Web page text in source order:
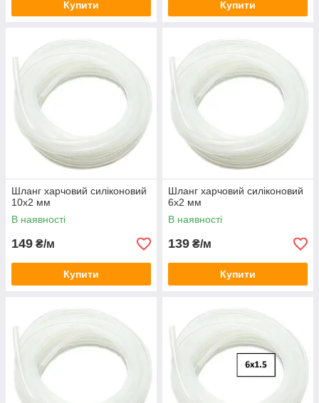
Купити Купити
Шланг харчовий силіконовий
10х2 мм
В наявності
149 ₴/м
Купити
Шланг харчовий силіконовий
6х2 мм
В наявності
139 ₴/м
Купити